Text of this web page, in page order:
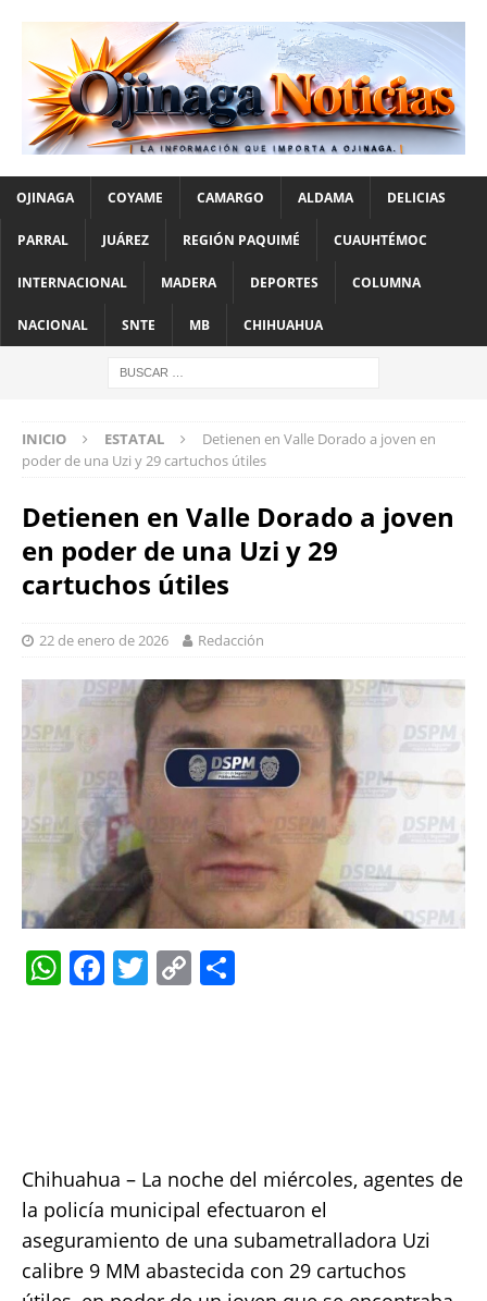
OJINAGA COYAME CAMARGO ALDAMA DELICIAS
PARRAL JUÁREZ REGIÓN PAQUIMÉ CUAUHTÉMOC
INTERNACIONAL MADERA DEPORTES COLUMNA
NACIONAL SNTE MB CHIHUAHUA
INICIO ESTATAL
Detienen en Valle Dorado a joven en
poder de una Uzi y 29 cartuchos útiles
Detienen en Valle Dorado a joven
en poder de una Uzi y 29
cartuchos útiles
22 de enero de 2026 Redacción
W
p
F
o
k
T C
k
Chihuahua – La noche del miércoles, agentes de
la policía municipal efectuaron el
aseguramiento de una subametralladora Uzi
calibre 9 MM abastecida con 29 cartuchos